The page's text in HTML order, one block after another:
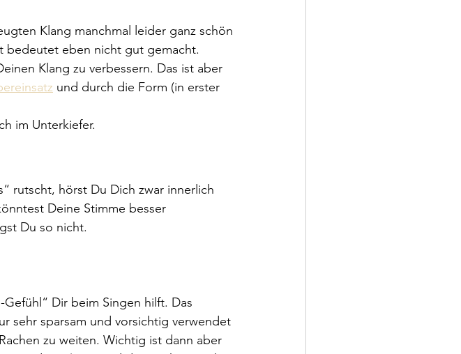
Klang manchmal leider ganz schön
bedeutet eben nicht gut gemacht.
Klang zu verbessern. Das ist aber
und durch die Form (in erster
im Unterkiefer.
rutscht, hörst Du Dich zwar innerlich
Deine Stimme besser
Du so nicht.
Dir beim Singen hilft. Das
sehr sparsam und vorsichtig verwendet
zu weiten. Wichtig ist dann aber